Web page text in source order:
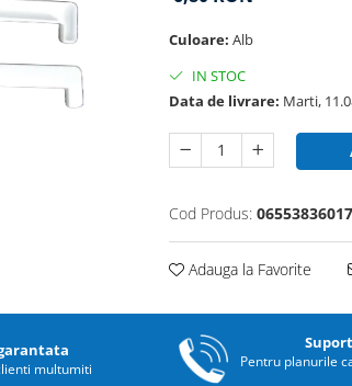
Culoare: Alb
IN STOC
Data de livrare: Marti,
Cod Produs:
Adauga la Favorite
multumiti
Pentru planurile